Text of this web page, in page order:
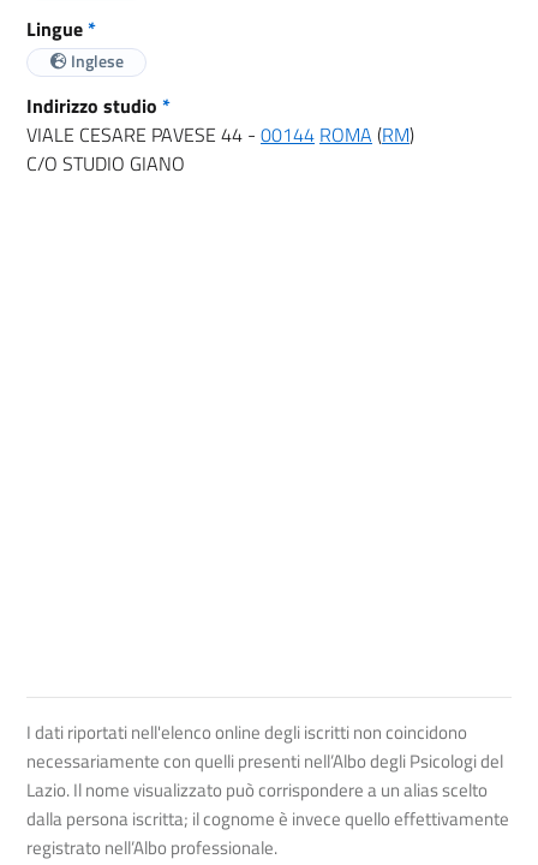
Lingue*
Inglese
Indirizzo studio *
VIALE CESARE PAVESE 44 - 00144 ROMA (RM)
C/O STUDIO GIANO
I dati riportati nell'elenco online degli iscritti non coincidono
necessariamente con quelli presenti nell’Albo degli Psicologi del
Lazio. Il nome visualizzato può corrispondere a un alias scelto
dalla persona iscritta; il cognome è invece quello effettivamente
registrato nell’Albo professionale.